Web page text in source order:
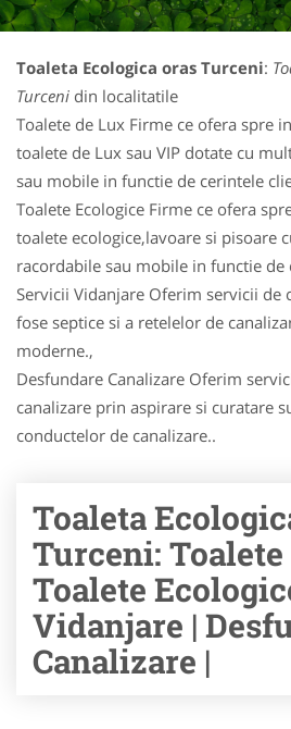
Toaleta Ecologica oras Turceni:
Turceni din localitatile
Toalete de Lux Firme ce ofera spre
toalete de Lux sau VIP dotate cu
sau mobile in functie de cerintele
Toalete Ecologice Firme ce ofera
toalete ecologice,lavoare si pisoare
racordabile sau mobile in functie
Servicii Vidanjare Oferim servicii de
fose septice si a retelelor de
moderne.,
Desfundare Canalizare Oferim
canalizare prin aspirare si curatare
conductelor de canalizare..
Toaleta
Turceni: Toalete
Toalete
Vidanjare |
Canalizare |